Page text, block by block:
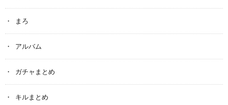
まろ
アルバム
ガチャまとめ
キルまとめ